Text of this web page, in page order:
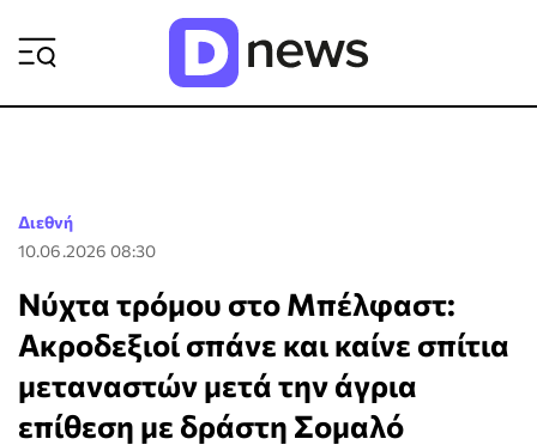
Διεθνή
10.06.2026 08:30
Νύχτα τρόμου στο Μπέλφαστ:
Ακροδεξιοί σπάνε και καίνε σπίτια
μεταναστών μετά την άγρια
επίθεση με δράστη Σομαλό